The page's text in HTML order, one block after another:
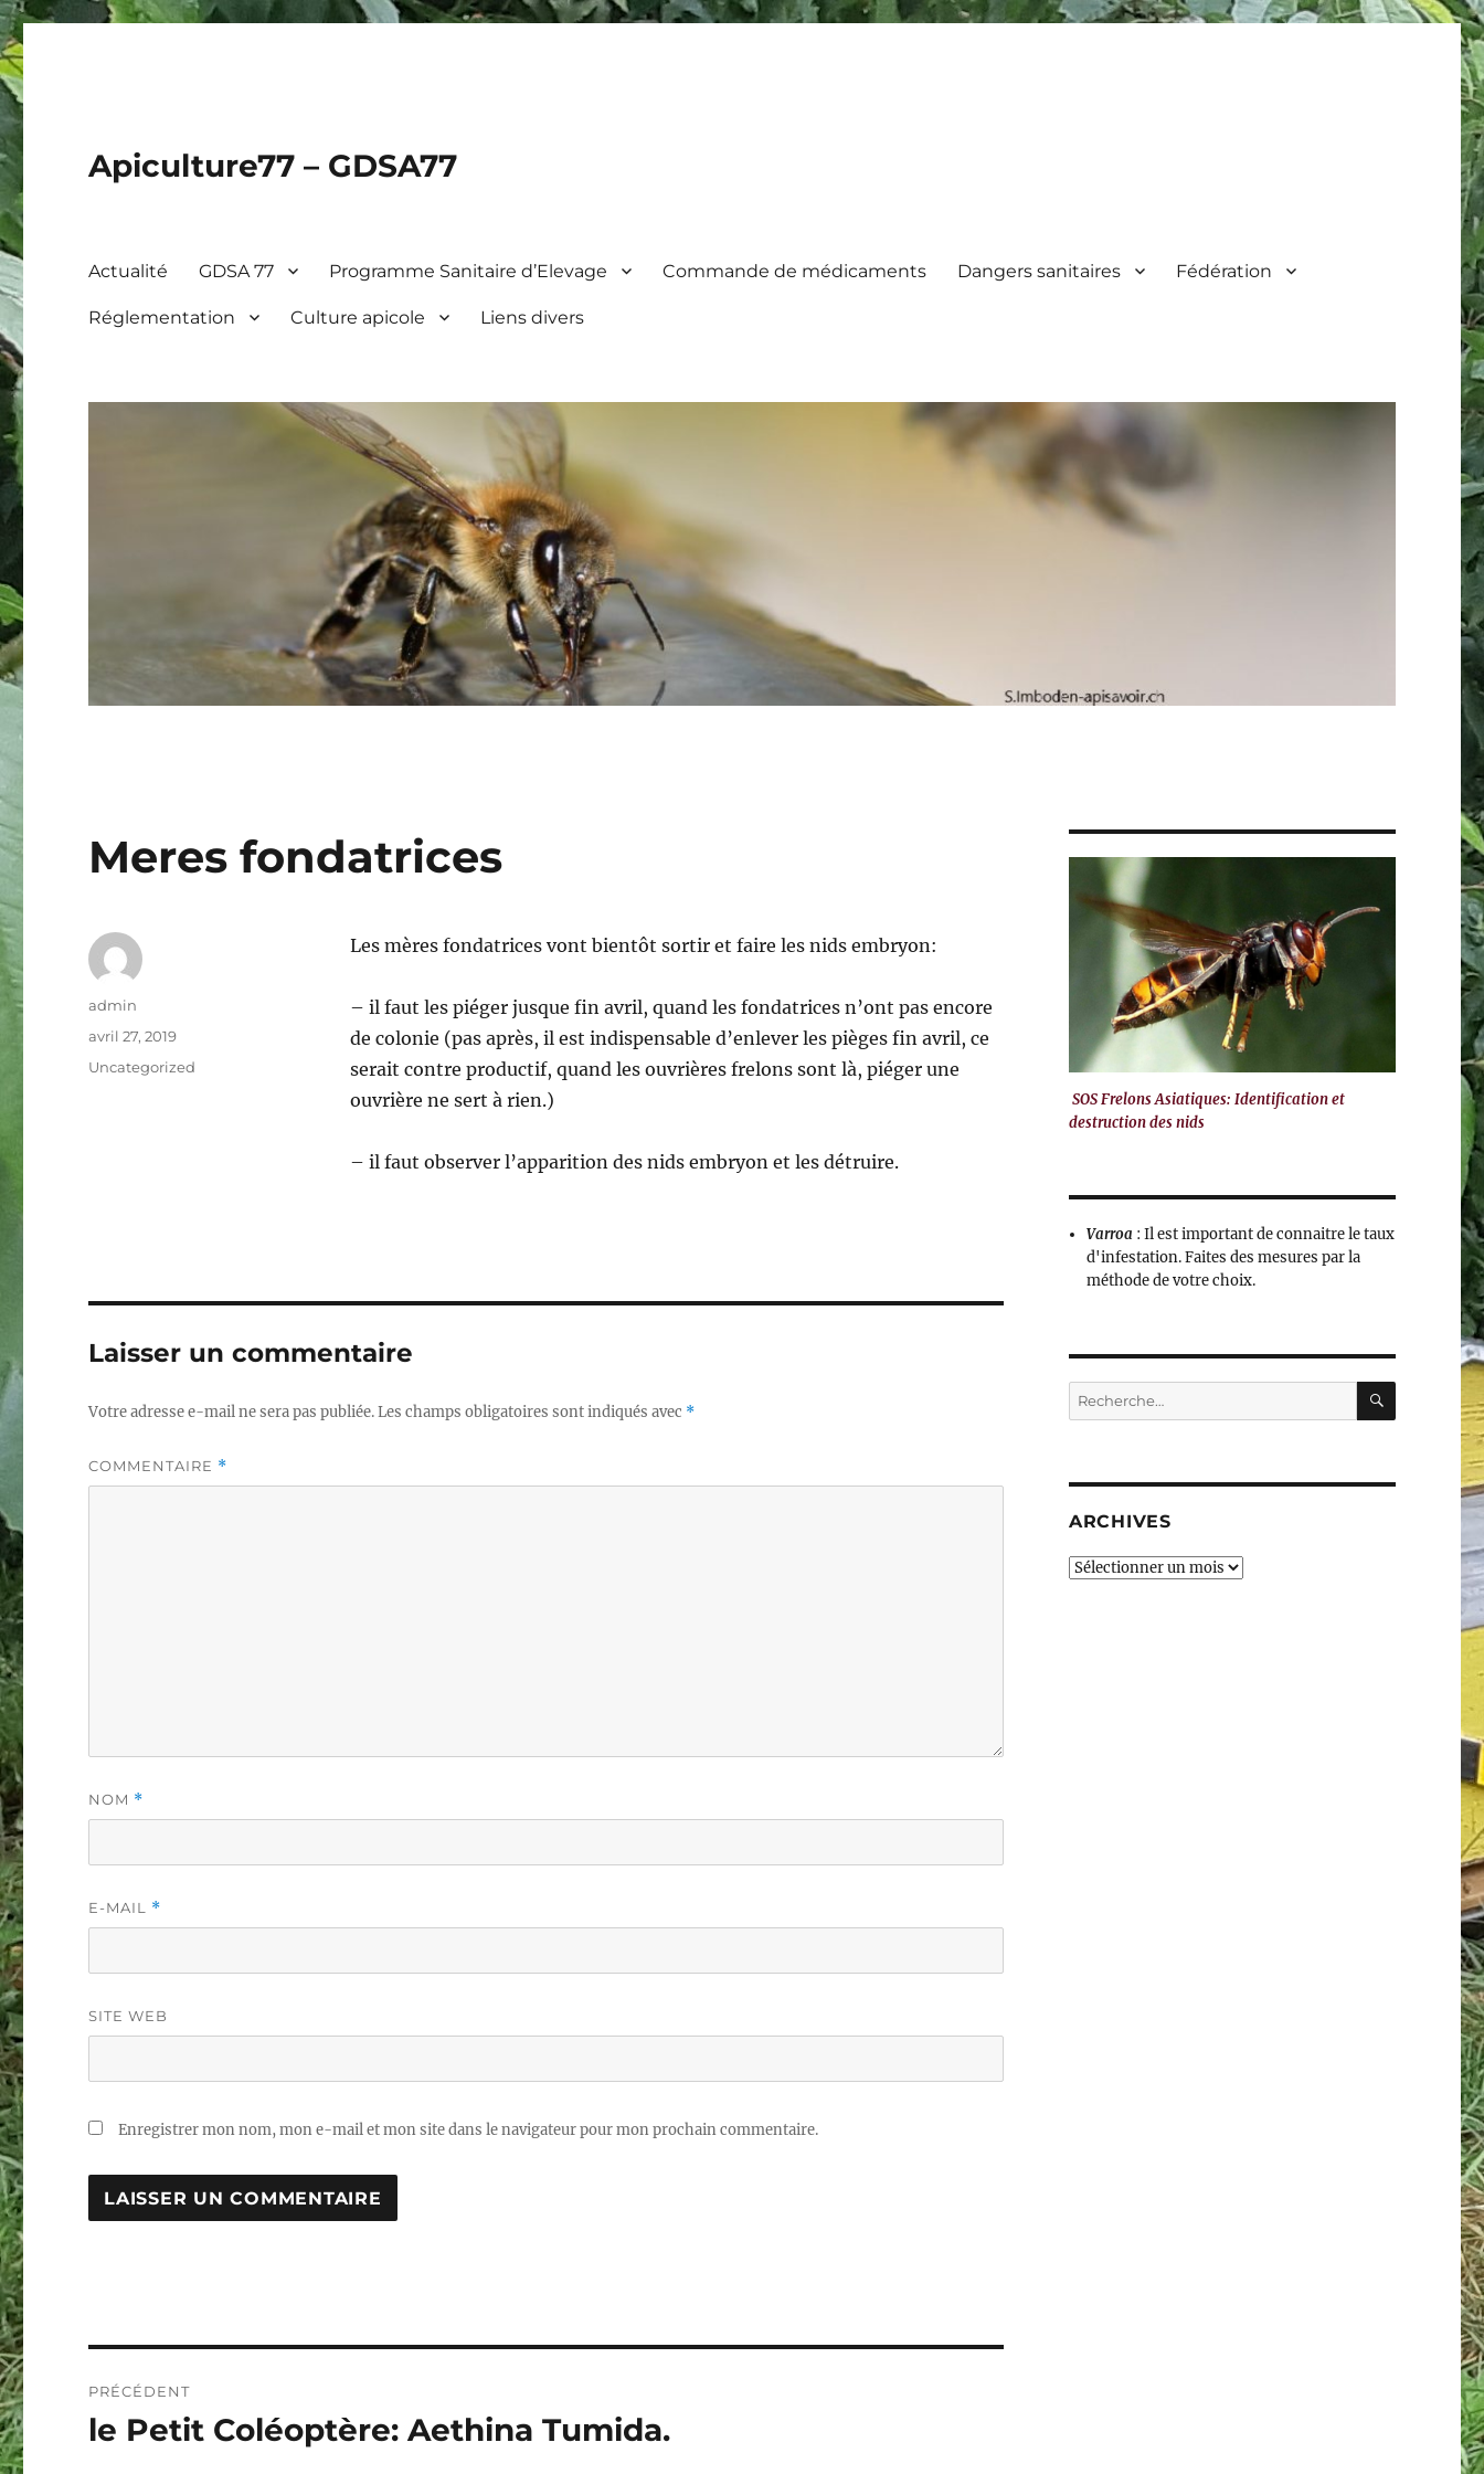
Apiculture77 – GDSA77
Actualité GDSA 77 Programme Sanitaire d’Elevage Commande de médicaments Dangers sanitaires Fédération
Réglementation Culture apicole Liens divers
Meres fondatrices
Les mères fondatrices vont bientôt sortir et faire les nids embryon:
– il faut les piéger jusque fin avril, quand les fondatrices n’ont pas encore
de colonie (pas après, il est indispensable d’enlever les pièges fin avril, ce
serait contre productif, quand les ouvrières frelons sont là, piéger une
ouvrière ne sert à rien.)
– il faut observer l’apparition des nids embryon et les détruire.
Auteur
admin
Publié
avril 27, 2019
Catégories
Uncategorized
Laisser un commentaire
Votre adresse e-mail ne sera pas publiée.Les champs obligatoires sont indiqués avec *
COMMENTAIRE *
NOM *
E-MAIL *
SITE WEB
Enregistrer mon nom, mon e-mail et mon site dans le navigateur pour mon prochain commentaire.
de
PRÉCÉDENT
Publication
le Petit Coléoptère: Aethina Tumida.
SOS Frelons Asiatiques: Identification et
destruction des nids
Varroa : Il est important de connaitre le taux
d'infestation. Faites des mesures par la
méthode de votre choix.
Recherche
pour :
ARCHIVES
Archives